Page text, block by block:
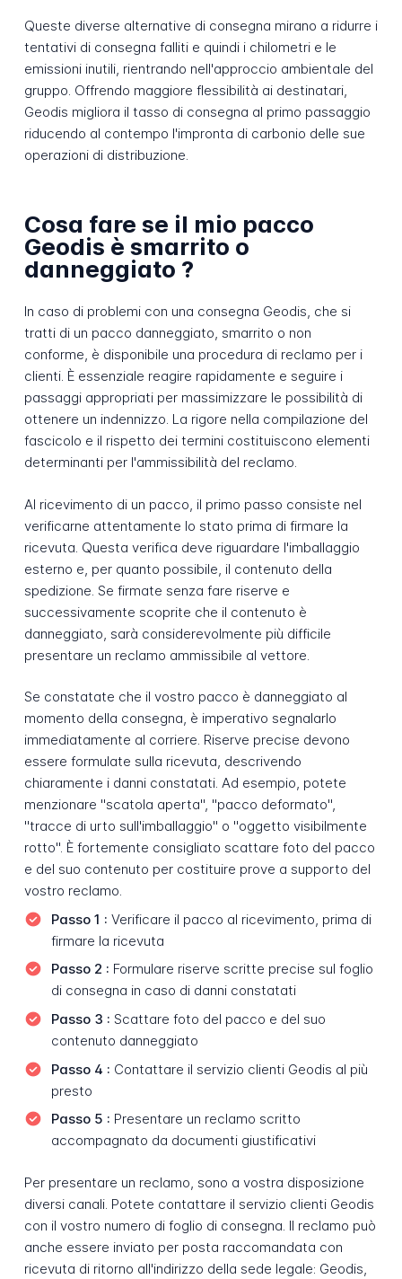
Queste diverse alternative di consegna mirano a ridurre i
tentativi di consegna falliti e quindi i chilometri e le
emissioni inutili, rientrando nell'approccio ambientale del
gruppo. Offrendo maggiore flessibilità ai destinatari,
Geodis migliora il tasso di consegna al primo passaggio
riducendo al contempo l'impronta di carbonio delle sue
operazioni di distribuzione.
Cosa fare se il mio pacco
Geodis è smarrito o
danneggiato ?
In caso di problemi con una consegna Geodis, che si
tratti di un pacco danneggiato, smarrito o non
conforme, è disponibile una procedura di reclamo per i
clienti. È essenziale reagire rapidamente e seguire i
passaggi appropriati per massimizzare le possibilità di
ottenere un indennizzo. La rigore nella compilazione del
fascicolo e il rispetto dei termini costituiscono elementi
determinanti per l'ammissibilità del reclamo.
Al ricevimento di un pacco, il primo passo consiste nel
verificarne attentamente lo stato prima di firmare la
ricevuta. Questa verifica deve riguardare l'imballaggio
esterno e, per quanto possibile, il contenuto della
spedizione. Se firmate senza fare riserve e
successivamente scoprite che il contenuto è
danneggiato, sarà considerevolmente più difficile
presentare un reclamo ammissibile al vettore.
Se constatate che il vostro pacco è danneggiato al
momento della consegna, è imperativo segnalarlo
immediatamente al corriere. Riserve precise devono
essere formulate sulla ricevuta, descrivendo
chiaramente i danni constatati. Ad esempio, potete
menzionare "scatola aperta", "pacco deformato",
"tracce di urto sull'imballaggio" o "oggetto visibilmente
rotto". È fortemente consigliato scattare foto del pacco
e del suo contenuto per costituire prove a supporto del
vostro reclamo.
Passo 1 : Verificare il pacco al ricevimento, prima di
firmare la ricevuta
Passo 2 : Formulare riserve scritte precise sul foglio
di consegna in caso di danni constatati
Passo 3 : Scattare foto del pacco e del suo
contenuto danneggiato
Passo 4 : Contattare il servizio clienti Geodis al più
presto
Passo 5 : Presentare un reclamo scritto
accompagnato da documenti giustificativi
Per presentare un reclamo, sono a vostra disposizione
diversi canali. Potete contattare il servizio clienti Geodis
con il vostro numero di foglio di consegna. Il reclamo può
anche essere inviato per posta raccomandata con
ricevuta di ritorno all'indirizzo della sede legale: Geodis,